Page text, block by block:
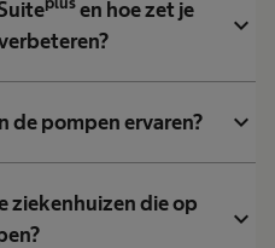
en hoe zet je
expand_more
de pompen ervaren? expand_more
ziekenhuizen die op
expand_more